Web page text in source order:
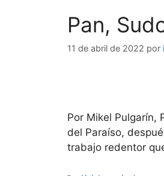
Pan,
11 de abril de 2022 por
Por Mikel Pulgarín,
del Paraíso,
trabajo redentor